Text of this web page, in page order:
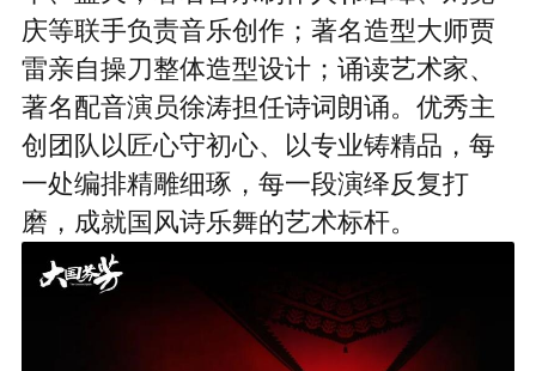
庆等联手负责音乐创作；著名造型大师贾
雷亲自操刀整体造型设计；诵读艺术家、
著名配音演员徐涛担任诗词朗诵。优秀主
创团队以匠心守初心、以专业铸精品，每
一处编排精雕细琢，每一段演绎反复打
磨，成就国风诗乐舞的艺术标杆。